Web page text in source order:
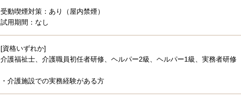
受動喫煙対策：あり（屋内禁煙）
試用期間：なし
[資格いずれか]
介護福祉士、介護職員初任者研修、ヘルパー2級、ヘルパー1級、実務者研修
・介護施設での実務経験がある方